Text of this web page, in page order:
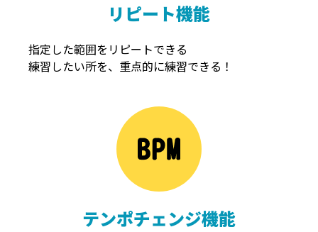
リピート機能
指定した範囲をリピートできる
練習したい所を、重点的に練習できる！
テンポチェンジ機能